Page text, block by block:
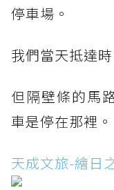
停車場。
我們當天抵達
但隔壁條的馬
車是停在那裡。
天成文旅-繪日